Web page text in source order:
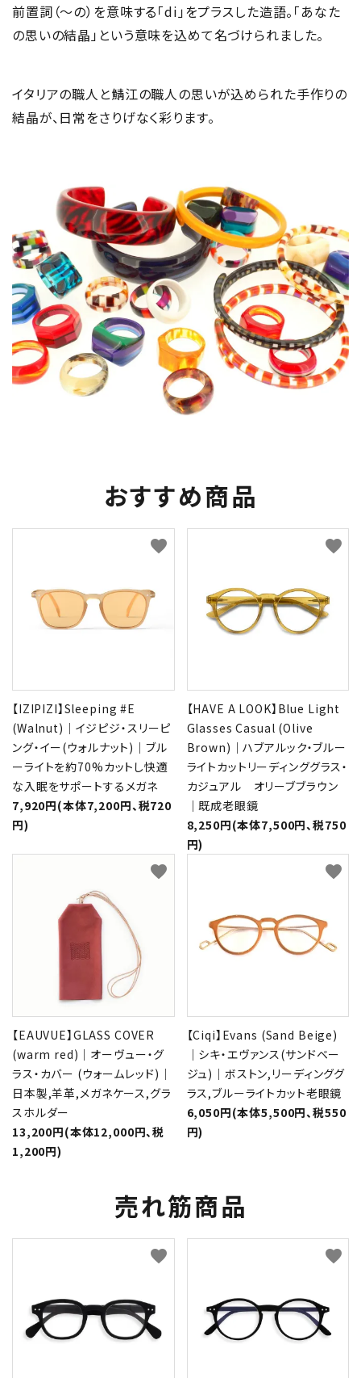
前置詞（～の）を意味する「di」をプラスした造語。「あなた
の思いの結晶」という意味を込めて名づけられました。
イタリアの職人と鯖江の職人の思いが込められた手作りの
結晶が、日常をさりげなく彩ります。
おすすめ商品
【IZIPIZI】Sleeping #E
(Walnut)｜イジピジ・スリーピ
ング・イー(ウォルナット)｜ブル
ーライトを約70%カットし快適
な入眠をサポートするメガネ
7,920円(本体7,200円、税720
円)
favorite
【HAVE A LOOK】Blue Light
Glasses Casual (Olive
Brown)｜ハブアルック・ブルー
ライトカットリーディンググラス・
カジュアル オリーブブラウン
｜既成老眼鏡
8,250円(本体7,500円、税750
円)
favorite
【EAUVUE】GLASS COVER
(warm red)｜オーヴュー・グ
ラス・カバー (ウォームレッド)｜
日本製,羊革,メガネケース,グラ
スホルダー
13,200円(本体12,000円、税
1,200円)
favorite
【Ciqi】Evans (Sand Beige)
｜シキ・エヴァンス(サンドベー
ジュ)｜ボストン,リーディンググ
ラス,ブルーライトカット老眼鏡
6,050円(本体5,500円、税550
円)
favorite
売れ筋商品
favorite favorite